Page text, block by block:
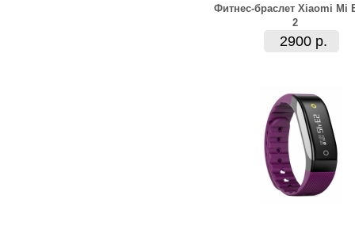
Фитнес-браслет Xiaomi Mi
2
2900 р.